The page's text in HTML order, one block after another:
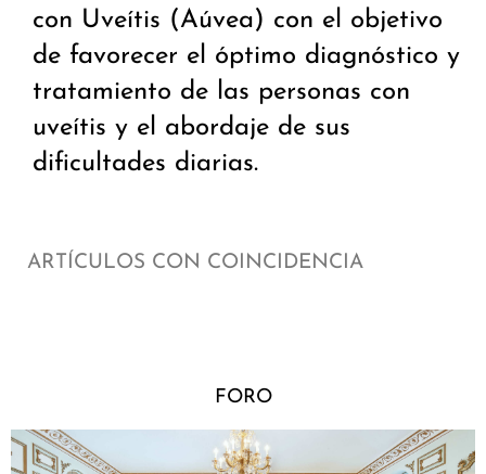
con Uveítis (Aúvea) con el objetivo
de favorecer el óptimo diagnóstico y
tratamiento de las personas con
uveítis y el abordaje de sus
dificultades diarias.
ARTÍCULOS CON COINCIDENCIA
FORO